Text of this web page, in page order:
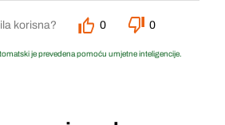
korisna? 0 0
je prevedena pomoću umjetne inteligencije.